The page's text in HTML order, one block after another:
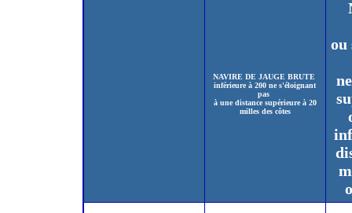
NAVIRE DE JAUGE BRUTE
inférieure à 200 ne s'éloignant
pas
à une distance supérieure à 20
milles des côtes
ou